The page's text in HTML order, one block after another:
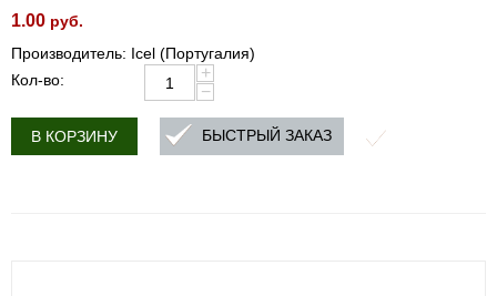
1.00 руб.
Производитель: Icel (Португалия)
Кол-во:
+
−
В КОРЗИНУ БЫСТРЫЙ ЗАКАЗ